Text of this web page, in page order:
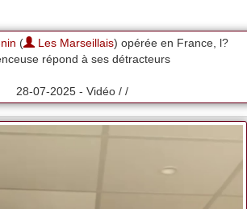
( Les Marseillais) opérée en France, l?
répond à ses détracteurs
28-07-2025 - Vidéo / /